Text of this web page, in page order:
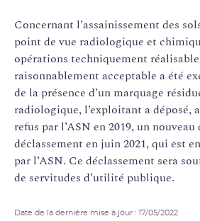
Concernant l’assainissement des
point de vue radiologique et
opérations techniquement
raisonnablement acceptable a été
de la présence d’un marquage
radiologique, l’exploitant a déposé,
refus par l’ASN en 2019, un nouveau
déclassement en juin 2021, qui est
par l’ASN. Ce déclassement sera
de servitudes d’utilité publique.
Date de la dernière mise à jour : 17/05/2022